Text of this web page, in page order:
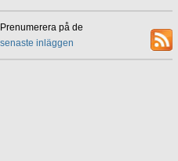
Prenumerera på de
senaste inläggen